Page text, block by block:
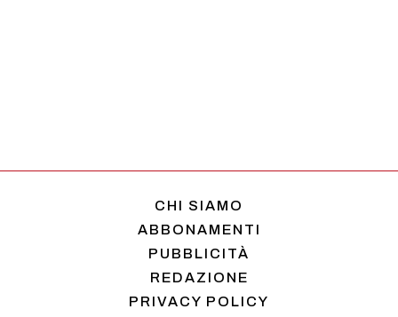
CHI SIAMO
ABBONAMENTI
PUBBLICITÀ
REDAZIONE
PRIVACY POLICY